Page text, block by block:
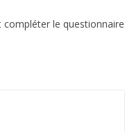
le questionnaire